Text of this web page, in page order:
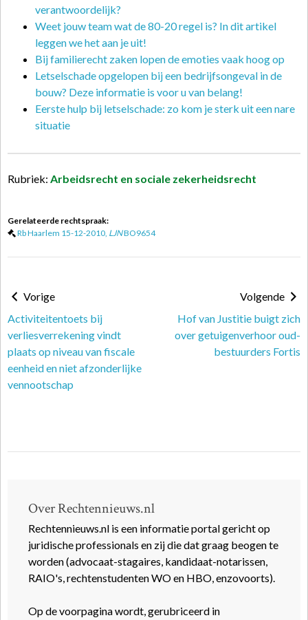
verantwoordelijk?
Weet jouw team wat de 80-20 regel is? In dit artikel
leggen we het aan je uit!
Bij familierecht zaken lopen de emoties vaak hoog op
Letselschade opgelopen bij een bedrijfsongeval in de
bouw? Deze informatie is voor u van belang!
Eerste hulp bij letselschade: zo kom je sterk uit een nare
situatie
Rubriek: Arbeidsrecht en sociale zekerheidsrecht
Gerelateerde rechtspraak:
Rb Haarlem 15-12-2010, LJNBO9654
Vorige
Activiteitentoets bij
verliesverrekening vindt
plaats op niveau van fiscale
eenheid en niet afzonderlijke
vennootschap
Volgende
Hof van Justitie buigt zich
over getuigenverhoor oud-
bestuurders Fortis
Over Rechtennieuws.nl
Rechtennieuws.nl is een informatie portal gericht op
juridische professionals en zij die dat graag beogen te
worden (advocaat-stagaires, kandidaat-notarissen,
RAIO's, rechtenstudenten WO en HBO, enzovoorts).
Op de voorpagina wordt, gerubriceerd in